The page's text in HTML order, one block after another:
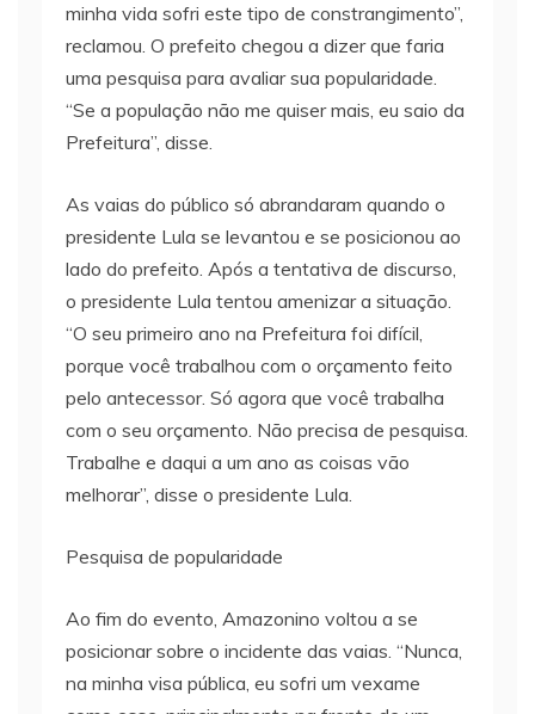
minha vida sofri este tipo de constrangimento”,
reclamou. O prefeito chegou a dizer que faria
uma pesquisa para avaliar sua popularidade.
“Se a população não me quiser mais, eu saio da
Prefeitura”, disse.
As vaias do público só abrandaram quando o
presidente Lula se levantou e se posicionou ao
lado do prefeito. Após a tentativa de discurso,
o presidente Lula tentou amenizar a situação.
“O seu primeiro ano na Prefeitura foi difícil,
porque você trabalhou com o orçamento feito
pelo antecessor. Só agora que você trabalha
com o seu orçamento. Não precisa de pesquisa.
Trabalhe e daqui a um ano as coisas vão
melhorar”, disse o presidente Lula.
Pesquisa de popularidade
Ao fim do evento, Amazonino voltou a se
posicionar sobre o incidente das vaias. “Nunca,
na minha visa pública, eu sofri um vexame